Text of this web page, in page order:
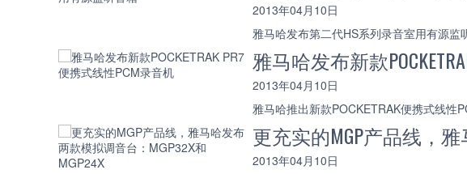
2013年04月10日
雅马哈发布第二代HS系列录音室用有源监
雅马哈发布新款
2013年04月10日
雅马哈推出新款POCKETRAK便携式线性
更充实的MGP产品线，雅
2013年04月10日